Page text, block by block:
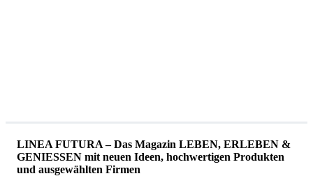
LINEA FUTURA – Das Magazin LEBEN, ERLEBEN &
GENIESSEN mit neuen Ideen, hochwertigen Produkten
und ausgewählten Firmen